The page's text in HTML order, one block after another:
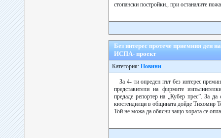
стопански постройки., при останалите
Без интерес протече приемния ден
ИСПА- проект
Категория: Новини
За 4- ти опреден път без интерес
представители на фирмите
предаде репортер на „Кубер прес”. За
кюстендилци в общината дойде Тихомир
Той не можа да обясни защо хората се